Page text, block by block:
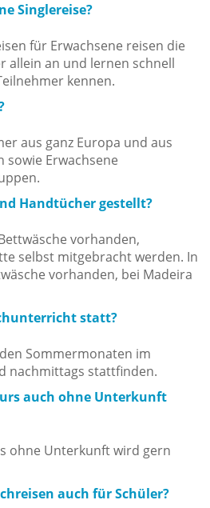
Singlereise?
für Erwachsene reisen die
allein an und lernen schnell
kennen.
aus ganz Europa und aus
sowie Erwachsene
Handtücher gestellt?
vorhanden,
selbst mitgebracht werden. In
vorhanden, bei Madeira
statt?
Sommermonaten im
nachmittags stattfinden.
auch ohne Unterkunft
ohne Unterkunft wird gern
auch für Schüler?